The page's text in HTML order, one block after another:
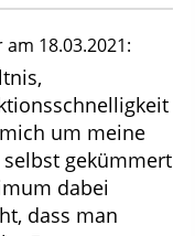
am 18.03.2021:
um meine
gekümmert
dabei
dass man